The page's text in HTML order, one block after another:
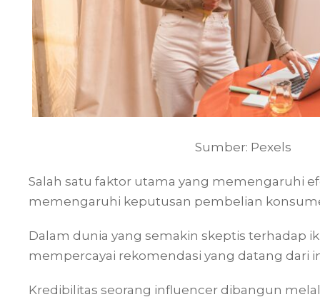
Sumber: Pexels
Salah satu faktor utama yang memengaruhi
memengaruhi keputusan pembelian
Dalam dunia yang semakin skeptis terhadap
mempercayai rekomendasi yang datang dari
Kredibilitas seorang influencer dibangun